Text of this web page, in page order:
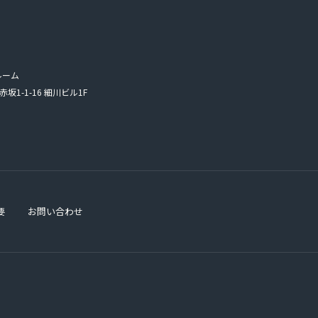
ム
坂1-1-16 細川ビル1F
お問い合わせ